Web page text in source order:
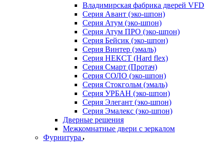
Владимирская фабрика дверей VFD
Серия Авант (эко-шпон)
Серия Атум (эко-шпон)
Серия Атум ПРО (эко-шпон)
Серия Бейсик (эко-шпон)
Серия Винтер (эмаль)
Серия НЕКСТ (Hard flex)
Серия Смарт (Протач)
Серия СОЛО (эко-шпон)
Серия Стокгольм (эмаль)
Серия УРБАН (эко-шпон)
Серия Элегант (эко-шпон)
Серия Эмалекс (эко-шпон)
Дверные решения
Межкомнатные двери c зеркалом
Фурнитура